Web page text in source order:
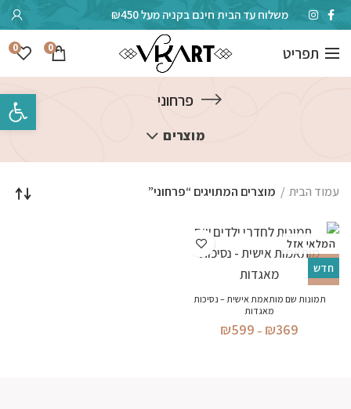
משלוח עד הבית חינם בקניה מעל ₪450
תפריט 0
0
פרחוני
מוצרים
עמוד הבית מוצרים המתויגים “פרחוני”
המלאי אזל
חדש
תמונות שם מותאמת אישית – נסיכות
מאגדות
₪369
–
₪599
פתח